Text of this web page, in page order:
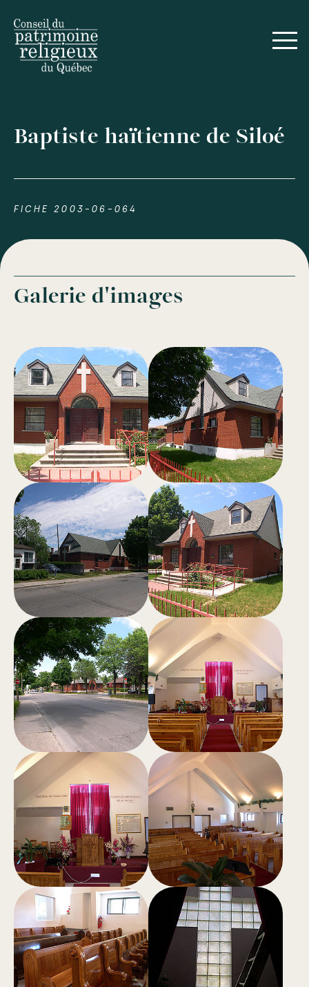
Baptiste haïtienne de Siloé
FICHE 2003-06-064
Galerie d'images